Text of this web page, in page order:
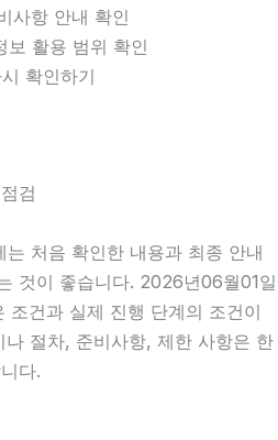
사항 안내 확인
보 활용 범위 확인
확인하기
검
처음 확인한 내용과 최종 안내
것이 좋습니다. 2026년06월01일
건과 실제 진행 단계의 조건이
절차, 준비사항, 제한 사항은 한
다.